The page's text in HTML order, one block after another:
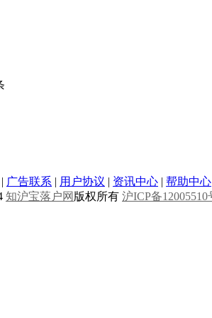
| 广告联系 | 用户协议 | 资讯中心 | 帮助中心
知沪宝落户网 版权所有 沪ICP备12005510